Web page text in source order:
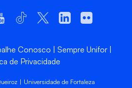
Conosco
Sempre Unifor
de Privacidade
| Universidade de Fortaleza